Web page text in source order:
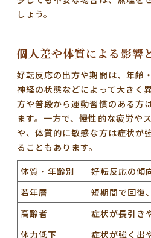
しょう。
個人差や体質による影響
好転反応の出方や期間は、年齢
神経の状態などによって大きく
方や普段から運動習慣のある方
ます。一方で、慢性的な疲労や
や、体質的に敏感な方は症状が
ることもあります。
体質・年齢別
好転反応の傾
若年層
短期間で回復
高齢者
症状が長引き
体力低下
症状が強く出